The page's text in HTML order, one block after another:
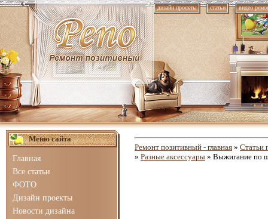
дизайн проекты статьи видео
Меню сайта
Главная
Все статьи
ФОТО
Дизайн проекты
Новости дизайна
Ремонт позитивный - главная » Статьи
» Разные аксессуары » Выжигание по